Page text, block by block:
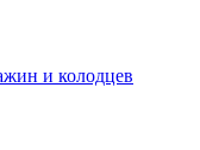
и колодцев